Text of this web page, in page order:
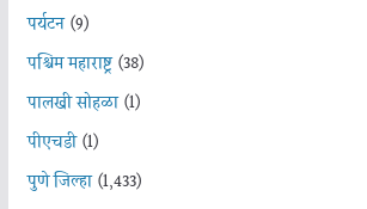
पर्यटन(9)
पश्चिम महाराष्ट्र(38)
पालखी सोहळा(1)
पीएचडी(1)
पुणे जिल्हा(1,433)